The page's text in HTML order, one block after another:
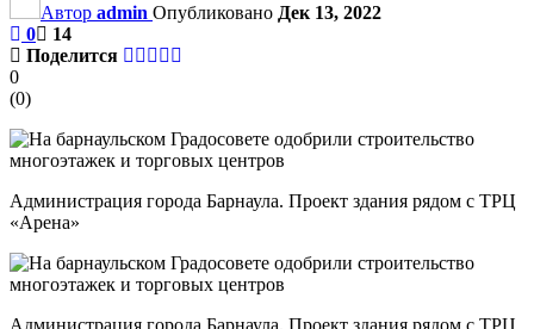
Автор admin Опубликовано Дек 13, 2022
0
14
Поделится
0
(0)
Администрация города Барнаула. Проект здания рядом с ТРЦ
«Арена»
Администрация города Барнаула. Проект здания рядом с ТРЦ